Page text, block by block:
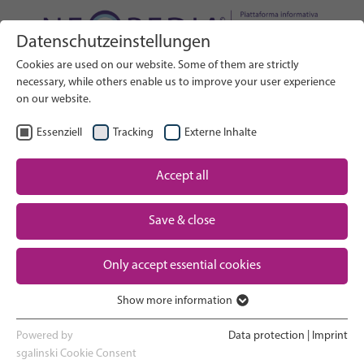
RICERCA
IT Seleziona lingua
Assistenza neonatale: Panoramica
Gravidanza e parto
Esperienza in terapia intensiva
neonatale
Ritorno a casa e crescita
Cerca nel sito web
Pagina iniziale
Partner
Contact
Datenschutzeinstellungen
Cookies are used on our website. Some of them are strictly
necessary, while others enable us to improve your user experience
on our website.
Essenziell Tracking Externe Inhalte
Accept all
Save & close
Only accept essential cookies
Essenzielle Cookies werden für grundlegende Funktionen der
Webseite benötigt. Dadurch ist gewährleistet, dass die Webseite
Show more information
Powered by
sgalinski Cookie Consent
Data protection Imprint